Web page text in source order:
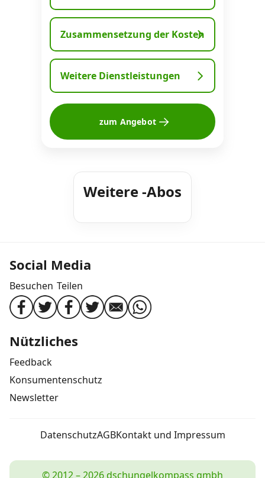
Zusammensetzung der Kosten
Weitere Dienstleistungen
zum Angebot
Weitere -Abos
Social Media
Besuchen Teilen
Nützliches
Feedback
Konsumentenschutz
Newsletter
DatenschutzAGBKontakt und Impressum
© 2012 – 2026 dschungelkompass gmbh